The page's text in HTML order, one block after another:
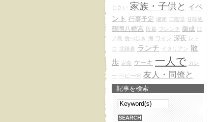
じさい 家族・子供と
イベ
ント 行事予定 湘南 二階堂 甘味処
鶴岡八幡宮 段葛 フレンチ 御成 江
ノ島 食べ歩き 海 ワイン 深夜 レト
ロ 北鎌倉 ランチ イタリアン 散
歩 定食 ケーキ 一人で カレ
ー ベビーok 友人・同僚と
記事を検索